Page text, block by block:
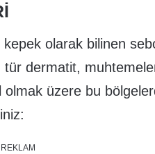
kepek olarak bilinen
dermatit,
üzere bu
REKLAM